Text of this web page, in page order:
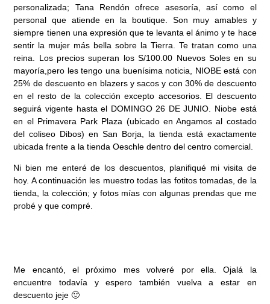
personalizada; Tana Rendón ofrece asesoría, así como el
personal que atiende en la boutique. Son muy amables y
siempre tienen una expresión que te levanta el ánimo y te hace
sentir la mujer más bella sobre la Tierra. Te tratan como una
reina. Los precios superan los S/100.00 Nuevos Soles en su
mayoría, pero les tengo una buenísima noticia, NIOBE está con
25% de descuento en blazers y sacos y con 30% de descuento
en el resto de la colección excepto accesorios. El descuento
seguirá vigente hasta el DOMINGO 26 DE JUNIO. Niobe está
en el Primavera Park Plaza (ubicado en Angamos al costado
del coliseo Dibos) en San Borja, la tienda está exactamente
ubicada frente a la tienda Oeschle dentro del centro comercial.
Ni bien me enteré de los descuentos, planifiqué mi visita de
hoy. A continuación les muestro todas las fotitos tomadas, de la
tienda, la colección; y fotos mías con algunas prendas que me
probé y que compré.
Me encantó, el próximo mes volveré por ella. Ojalá la
encuentre todavía y espero también vuelva a estar en
descuento jeje 🙂